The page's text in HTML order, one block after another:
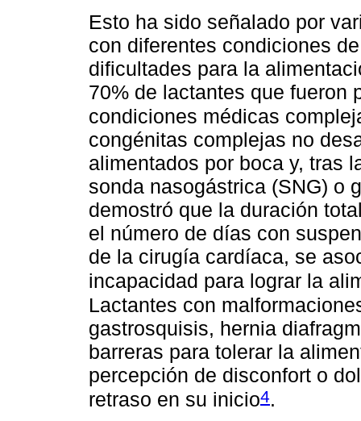
Esto ha sido señalado por
con diferentes condiciones
dificultades para la
70% de lactantes que fueron
condiciones médicas
congénitas complejas no
alimentados por boca y, tras
sonda nasogástrica (SNG) o
demostró que la duración
el número de días con
de la cirugía cardíaca, se
incapacidad para lograr la
Lactantes con
gastrosquisis, hernia
barreras para tolerar la
percepción de disconfort o
retraso en su inicio4.